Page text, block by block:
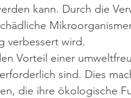
kann. Durch die
verbessert wird.
Vorteil einer
sind. Dies
die ihre ökologische